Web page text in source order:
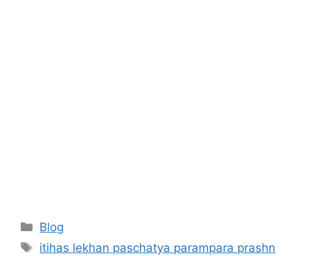
Categories
Blog
Tags
itihas lekhan paschatya parampara prashn